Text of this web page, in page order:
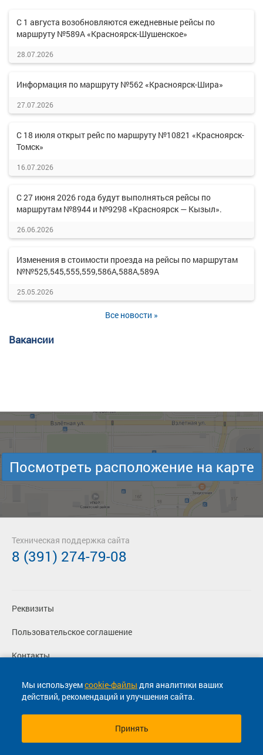
С 1 августа возобновляются ежедневные рейсы по
маршруту №589А «Красноярск-Шушенское»
28.07.2026
Информация по маршруту №562 «Красноярск-Шира»
27.07.2026
С 18 июля открыт рейс по маршруту №10821 «Красноярск-
Томск»
16.07.2026
С 27 июня 2026 года будут выполняться рейсы по
маршрутам №8944 и №9298 «Красноярск — Кызыл».
26.06.2026
Изменения в стоимости проезда на рейсы по маршрутам
№№525,545,555,559,586А,588А,589А
25.05.2026
Все новости »
Вакансии
Мы используемcookie-файлы для аналитики ваших
действий, рекомендаций и улучшения сайта.
Принять
Посмотреть расположение на карте
Реквизиты
Пользовательское соглашение
Контакты
Политика конфиденциальности
Перевозчикам
Техническая поддержка сайта
8 (391) 274-79-08
© 2013-2026, ООО "Капитал"- Онлайн сервис продажи